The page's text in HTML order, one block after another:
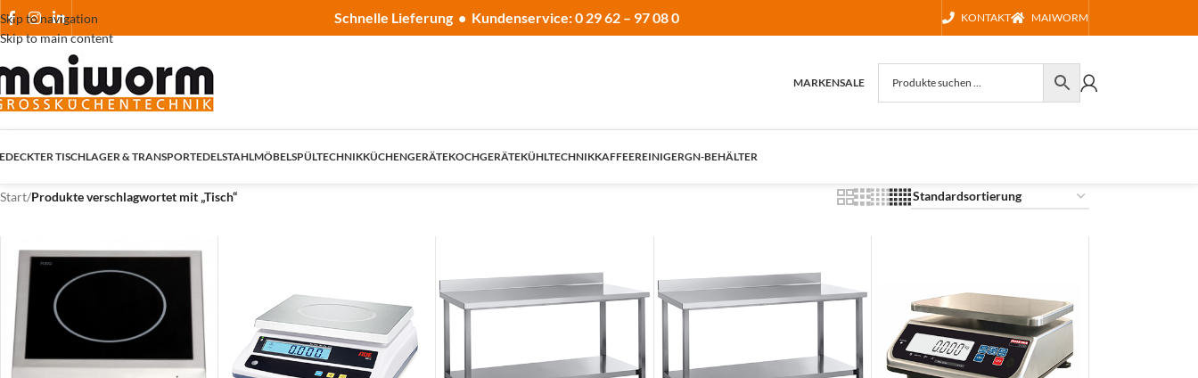
Skip to navigation
Skip to main content
Schnelle Lieferung • Kundenservice: 0 29 62 – 97 08 0 KONTAKT MAIWORM
MARKENSALE
TISCHLAGER & TRANSPORTEDELSTAHLMÖBELSPÜLTECHNIKKÜCHENGERÄTEKOCHGERÄTEKÜHLTECHNIKKAFFEEREINIGERGN-BEHÄLTER
Start/Produkte verschlagwortet mit „Tisch“